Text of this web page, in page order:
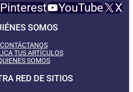
Pinterest YouTube X
SOMOS
CONTÁCTANOS
TUS ARTÍCULOS
SOMOS
RED DE SITIOS